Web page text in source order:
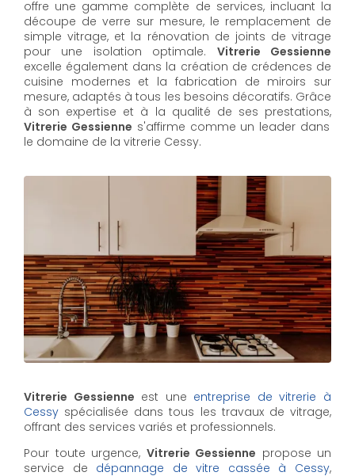
offre une gamme complète de services, incluant la
découpe de verre sur mesure, le remplacement de
simple vitrage, et la rénovation de joints de vitrage
pour une isolation optimale. Vitrerie Gessienne
excelle également dans la création de crédences de
cuisine modernes et la fabrication de miroirs sur
mesure, adaptés à tous les besoins décoratifs. Grâce
à son expertise et à la qualité de ses prestations,
Vitrerie Gessienne s'affirme comme un leader dans
le domaine de la vitrerie Cessy.
Vitrerie Gessienne est une entreprise de vitrerie à
Cessy spécialisée dans tous les travaux de vitrage,
offrant des services variés et professionnels.
Pour toute urgence, Vitrerie Gessienne propose un
service de dépannage de vitre cassée à Cessy,